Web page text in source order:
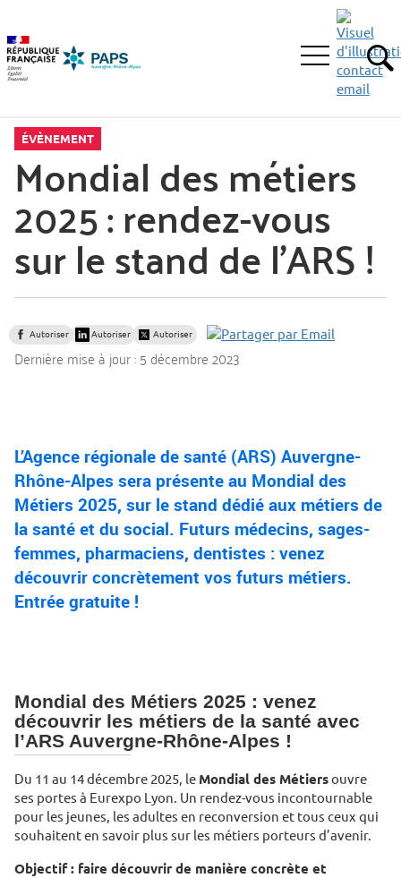
la
recherche
menu
principal,
contenu
Ouvrir
ÉVÈNEMENT
Mondial des métiers
2025 : rendez-vous
sur le stand de l'ARS !
Autoriser Autoriser Autoriser
Dernière mise à jour :5 décembre 2023
L’Agence régionale de santé (ARS) Auvergne-
Rhône-Alpes sera présente au Mondial des
Métiers 2025, sur le stand dédié aux métiers de
la santé et du social. Futurs médecins, sages-
femmes, pharmaciens, dentistes : venez
découvrir concrètement vos futurs métiers.
Entrée gratuite !
Mondial des Métiers 2025 : venez
découvrir les métiers de la santé avec
l’ARS Auvergne-Rhône-Alpes !
Du 11 au 14 décembre 2025, le Mondial des Métiersouvre
ses portes à Eurexpo Lyon. Un rendez-vous incontournable
pour les jeunes, les adultes en reconversion et tous ceux qui
souhaitent en savoir plus sur les métiers porteurs d’avenir.
Objectif : faire découvrir de manière concrète et